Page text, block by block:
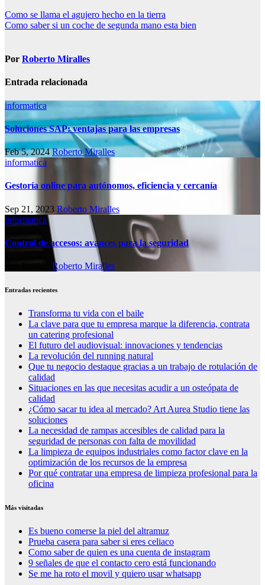
Navegación
de
Como se llama el agujero hecho en la tierra
Como saber si un coche de segunda mano esta bien
Por Roberto Miralles
Entrada relacionada
informatica
Soluciones SAP: ventajas para las empresas
Feb 5, 2024Roberto Miralles
informatica
Gestoría online para autónomos, eficiencia y cercanía
Sep 21, 2023 Roberto Miralles
informatica
Control de accesos: avances para la seguridad
Roberto Miralles
Entradas recientes
Transforma tu vida con el baile
La clave para que tu empresa marque la diferencia, contrata
un catering profesional
El futuro del audiovisual: innovaciones y tendencias
La revolución del running natural
Que tu negocio destaque gracias a un trabajo de rotulación de
calidad
Situaciones en las que necesitas acudir a un osteópata de
calidad
¿Cómo sacar tu idea al mercado? Art Aurea Studio tiene las
soluciones
La necesidad de rampas accesibles de calidad para la
seguridad de personas con falta de movilidad
La limpieza de equipos industriales como factor clave en la
optimización de los recursos de la empresa
Por qué contratar una empresa de limpieza profesional para la
oficina
Más visitadas
Es bueno comerse la piel del altramuz
Prueba casera para saber si eres celiaco
Como saber de quien es una cuenta de instagram
9 señales de que el contacto cero está funcionando
Se me ha roto el movil y quiero usar whatsapp